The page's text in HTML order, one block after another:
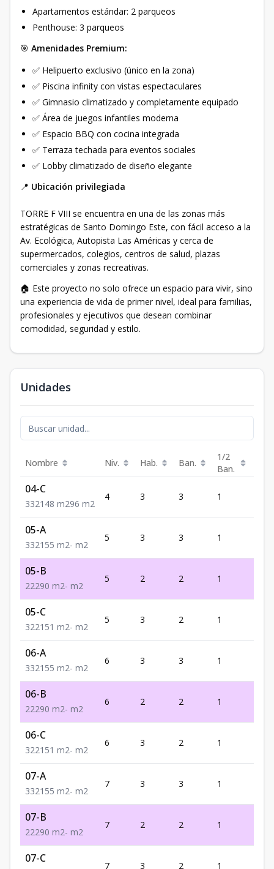
Apartamentos estándar: 2 parqueos
Penthouse: 3 parqueos
🎯 Amenidades Premium:
✅ Helipuerto exclusivo (único en la zona)
✅ Piscina infinity con vistas espectaculares
✅ Gimnasio climatizado y completamente equipado
✅ Área de juegos infantiles moderna
✅ Espacio BBQ con cocina integrada
✅ Terraza techada para eventos sociales
✅ Lobby climatizado de diseño elegante
📍 Ubicación privilegiada
TORRE F VIII se encuentra en una de las zonas más
estratégicas de Santo Domingo Este, con fácil acceso a la
Av. Ecológica, Autopista Las Américas y cerca de
supermercados, colegios, centros de salud, plazas
comerciales y zonas recreativas.
🏠 Este proyecto no solo ofrece un espacio para vivir, sino
una experiencia de vida de primer nivel, ideal para familias,
profesionales y ejecutivos que desean combinar
comodidad, seguridad y estilo.
Unidades
Nombre Niv. Hab. Ban.
1/2
Ban.
04-C
332148 m296 m2
4 3 3 1
05-A
332155 m2- m2
5 3 3 1
05-B
22290 m2- m2
5 2 2 1
05-C
322151 m2- m2
5 3 2 1
06-A
332155 m2- m2
6 3 3 1
06-B
22290 m2- m2
6 2 2 1
06-C
322151 m2- m2
6 3 2 1
07-A
332155 m2- m2
7 3 3 1
07-B
22290 m2- m2
7 2 2 1
07-C
7 3 2 1